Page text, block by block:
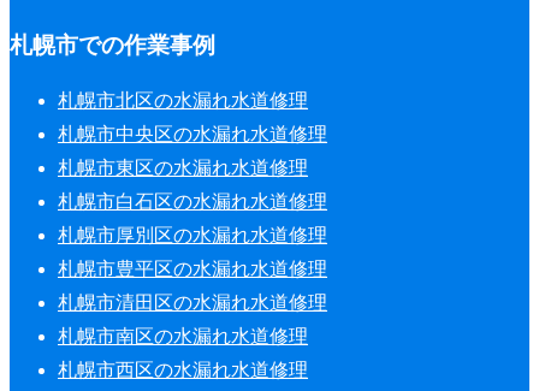
札幌市での作業事例
札幌市北区の水漏れ水道修理
札幌市中央区の水漏れ水道修理
札幌市東区の水漏れ水道修理
札幌市白石区の水漏れ水道修理
札幌市厚別区の水漏れ水道修理
札幌市豊平区の水漏れ水道修理
札幌市清田区の水漏れ水道修理
札幌市南区の水漏れ水道修理
札幌市西区の水漏れ水道修理